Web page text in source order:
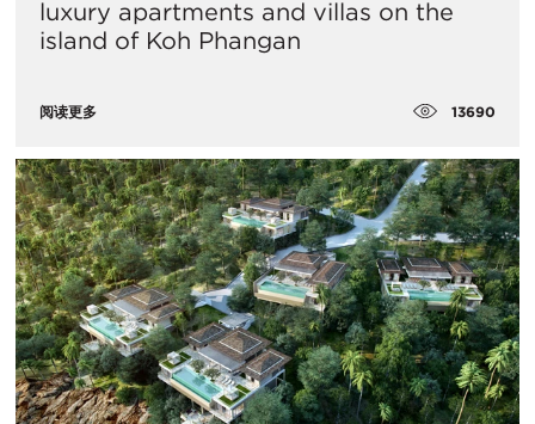
luxury apartments and villas on the
island of Koh Phangan
阅读更多 13690